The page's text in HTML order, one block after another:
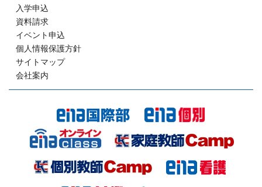
入学申込
資料請求
イベント申込
個人情報保護方針
サイトマップ
会社案内